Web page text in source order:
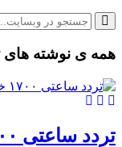
همه ی نوشته های
️تردد ساعتی ۱۷۰۰ خودرو از محورهای البرز